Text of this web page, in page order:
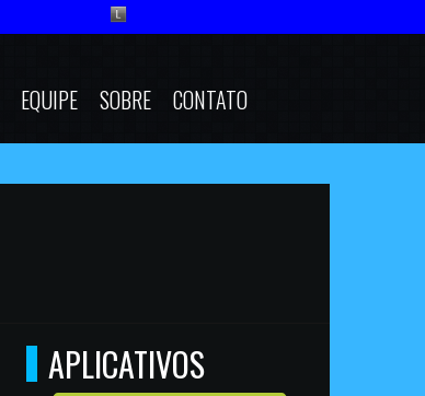
EQUIPE SOBRE CONTATO
APLICATIVOS